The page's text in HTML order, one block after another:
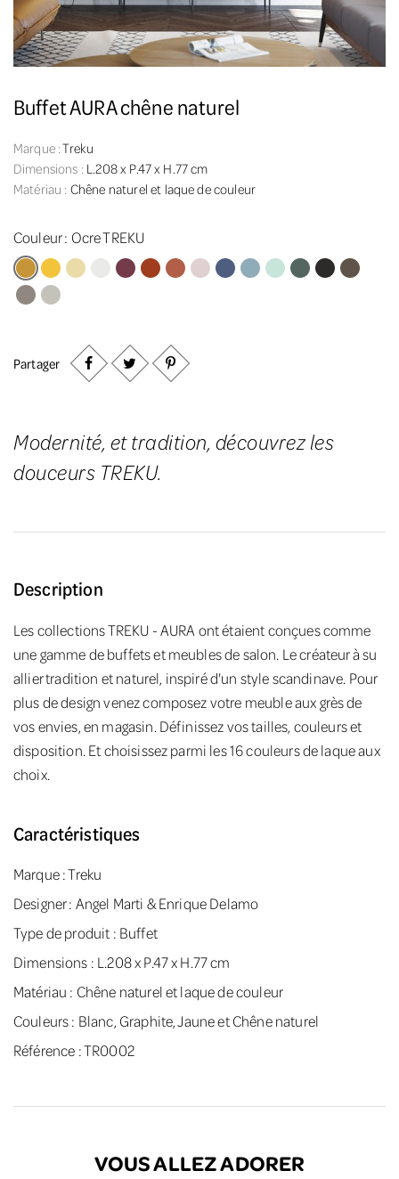
Buffet AURA chêne naturel
Marque :Treku
Dimensions : L.208 x P.47 x H.77 cm
Matériau : Chêne naturel et laque de couleur
Couleur : Ocre TREKU
Ocre TREKU
Jaune TREKU
Vanille TREKU
Blanc TREKU
Prune TREKU
Brique TREKU
Pêche TREKU
Rose poudré TREKU
Saphir TREKU
Ciel TREKU
Aigue marine TREKU
Mousse TREKU
Graphite
Gris
Vison TREKU
Brun TREKU
Partager
Modernité, et tradition, découvrez les
douceurs TREKU.
Description
Les collections TREKU - AURA ont étaient conçues comme
une gamme de buffets et meubles de salon. Le créateur à su
allier tradition et naturel, inspiré d'un style scandinave. Pour
plus de design venez composez votre meuble aux grès de
vos envies, en magasin. Définissez vos tailles, couleurs et
disposition. Et choisissez parmi les 16 couleurs de laque aux
choix.
Caractéristiques
Marque :Treku
Designer : Angel Marti & Enrique Delamo
Type de produit : Buffet
Dimensions : L.208 x P.47 x H.77 cm
Matériau : Chêne naturel et laque de couleur
Couleurs : Blanc, Graphite, Jaune et Chêne naturel
Référence : TR0002
VOUS ALLEZ ADORER